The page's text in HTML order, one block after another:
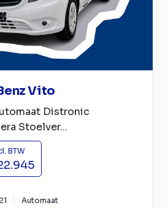
Vito
Distronic
Stoelver...
BTW
Automaat